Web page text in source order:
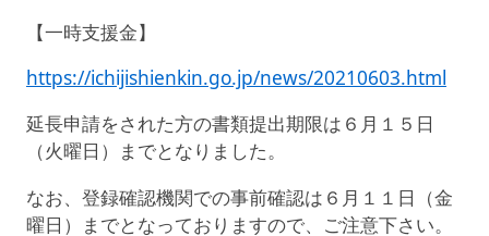
【一時支援金】
https://ichijishienkin.go.jp/news/20210603.html
延長申請をされた方の書類提出期限は６月１５日
（火曜日）までとなりました。
なお、登録確認機関での事前確認は６月１１日（金
曜日）までとなっておりますので、ご注意下さい。